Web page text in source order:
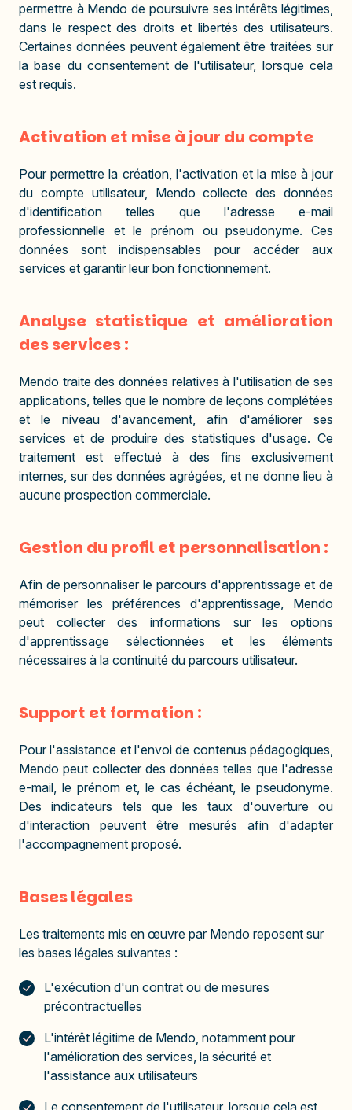
permettre à Mendo de poursuivre ses intérêts légitimes,
dans le respect des droits et libertés des utilisateurs.
Certaines données peuvent également être traitées sur
la base du consentement de l'utilisateur, lorsque cela
est requis.
Activation et mise à jour du compte
Pour permettre la création, l'activation et la mise à jour
du compte utilisateur, Mendo collecte des données
d'identification telles que l'adresse e-mail
professionnelle et le prénom ou pseudonyme. Ces
données sont indispensables pour accéder aux
services et garantir leur bon fonctionnement.
Analyse statistique et amélioration
des services :
Mendo traite des données relatives à l'utilisation de ses
applications, telles que le nombre de leçons complétées
et le niveau d'avancement, afin d'améliorer ses
services et de produire des statistiques d'usage. Ce
traitement est effectué à des fins exclusivement
internes, sur des données agrégées, et ne donne lieu à
aucune prospection commerciale.
Gestion du profil et personnalisation :
Afin de personnaliser le parcours d'apprentissage et de
mémoriser les préférences d'apprentissage, Mendo
peut collecter des informations sur les options
d'apprentissage sélectionnées et les éléments
nécessaires à la continuité du parcours utilisateur.
Support et formation :
Pour l'assistance et l'envoi de contenus pédagogiques,
Mendo peut collecter des données telles que l'adresse
e-mail, le prénom et, le cas échéant, le pseudonyme.
Des indicateurs tels que les taux d'ouverture ou
d'interaction peuvent être mesurés afin d'adapter
l'accompagnement proposé.
Bases légales
Les traitements mis en œuvre par Mendo reposent sur
les bases légales suivantes :
L'exécution d'un contrat ou de mesures
précontractuelles
L'intérêt légitime de Mendo, notamment pour
l'amélioration des services, la sécurité et
l'assistance aux utilisateurs
Le consentement de l'utilisateur, lorsque cela est